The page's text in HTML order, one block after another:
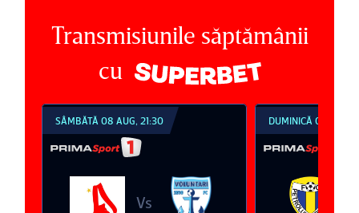
Transmisiunile săptămânii
cu
SÂMBĂTĂ 08 AUG, 21:30
Vs
DUMINICĂ 09 AUG,